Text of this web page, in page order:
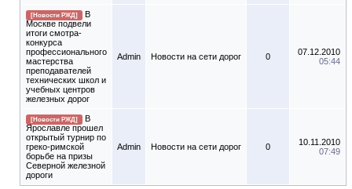
[Новости РЖД]
В
Москве подвели
итоги смотра-
конкурса
профессионального
мастерства
преподавателей
технических школ и
учебных центров
железных дорог
Admin Новости на сети дорог 0
07.12.2010
05:44
[Новости РЖД]
В
Ярославле прошел
открытый турнир по
греко-римской
борьбе на призы
Северной железной
дороги
Admin Новости на сети дорог 0
10.11.2010
07:49